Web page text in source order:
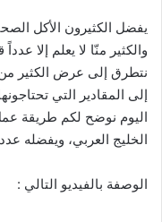
يفضل الكثيرون الأكل
والكثير منّا لا يعلم إلا
نتطرق إلى عرض الكثير من
إلى المقادير التي
اليوم نوضح لكم طريقة
الخليج العربي، ويفضله
الوصفة بالفيديو التالي :